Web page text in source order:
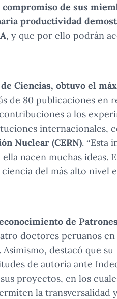
de sus
productividad
, y que por ello podrán
Ciencias, obtuvo el
de 80 publicaciones en
a los
internacionales,
Nuclear (CERN). “Esta
nacen muchas ideas.
del más alto nivel
de
doctores peruanos en
destacó que su
de autoría ante
proyectos, en los
la transversalidad